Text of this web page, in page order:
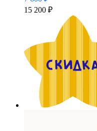
15 200 ₽